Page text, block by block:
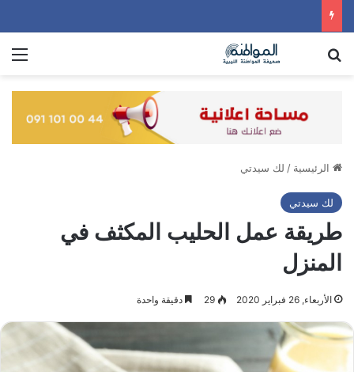
الرئيسية / لك سيدتي
لك سيدتي
طريقة عمل الحليب المكثف في
المنزل
الأربعاء, 26 فبراير 2020 29 دقيقة واحدة